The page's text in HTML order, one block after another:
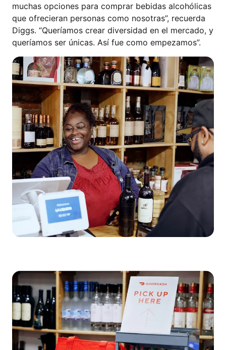
muchas opciones para comprar bebidas alcohólicas
que ofrecieran personas como nosotras”, recuerda
Diggs. “Queríamos crear diversidad en el mercado, y
queríamos ser únicas. Así fue como empezamos”.